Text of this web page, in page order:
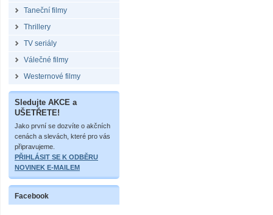
Taneční filmy
Thrillery
TV seriály
Válečné filmy
Westernové filmy
Sledujte AKCE a
UŠETŘETE!
Jako první se dozvíte o akčních
cenách a slevách, které pro vás
připravujeme.
PŘIHLÁSIT SE K ODBĚRU
NOVINEK E-MAILEM
Facebook